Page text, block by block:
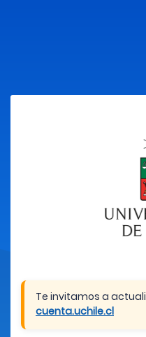
Te invitamos a
cuenta.uchile.cl